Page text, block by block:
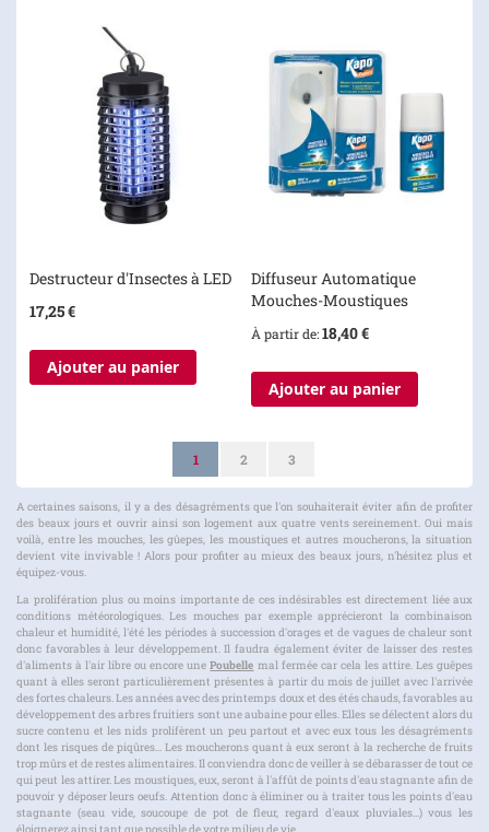
Destructeur d'Insectes à LED
17,25 €
Ajouter au panier
Diffuseur Automatique
Mouches-Moustiques
À partir de 18,40 €
Ajouter au panier
PageVous lisez actuellement la page
1 Page
2 Page
3
A certaines saisons, il y a des désagréments que l'on souhaiterait éviter afin de profiter
des beaux jours et ouvrir ainsi son logement aux quatre vents sereinement. Oui mais
voilà, entre les mouches, les gûepes, les moustiques et autres moucherons, la situation
devient vite invivable ! Alors pour profiter au mieux des beaux jours, n'hésitez plus et
équipez-vous.
La prolifération plus ou moins importante de ces indésirables est directement liée aux
conditions météorologiques. Les mouches par exemple apprécieront la combinaison
chaleur et humidité, l'été les périodes à succession d'orages et de vagues de chaleur sont
donc favorables à leur développement. Il faudra également éviter de laisser des restes
d'aliments à l'air libre ou encore unePoubelle mal fermée car cela les attire. Les guêpes
quant à elles seront particulièrement présentes à partir du mois de juillet avec l'arrivée
des fortes chaleurs. Les années avec des printemps doux et des étés chauds, favorables au
développement des arbres fruitiers sont une aubaine pour elles. Elles se délectent alors du
sucre contenu et les nids prolifèrent un peu partout et avec eux tous les désagréments
dont les risques de piqûres... Les moucherons quant à eux seront à la recherche de fruits
trop mûrs et de restes alimentaires. Il conviendra donc de veiller à se débarasser de tout ce
qui peut les attirer. Les moustiques, eux, seront à l'affût de points d'eau stagnante afin de
pouvoir y déposer leurs oeufs. Attention donc à éliminer ou à traiter tous les points d'eau
stagnante (seau vide, soucoupe de pot de fleur, regard d'eaux pluviales...) vous les